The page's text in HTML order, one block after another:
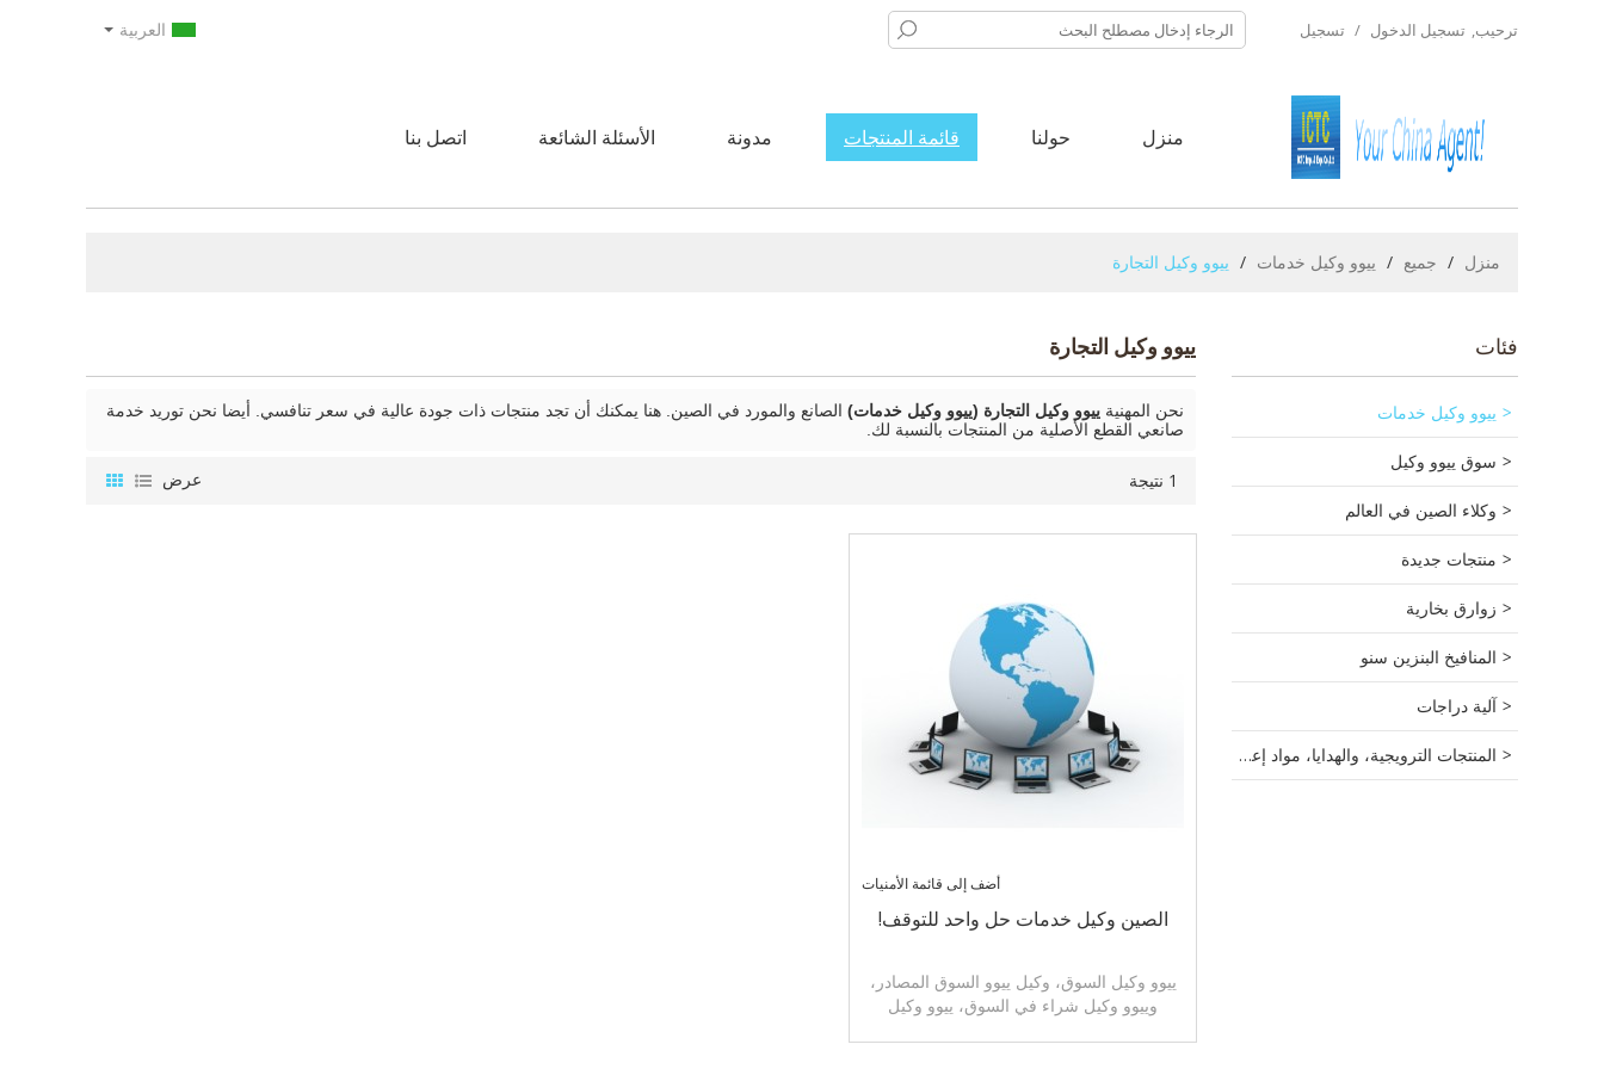
ترحيب, تسجيل الدخول / تسجيل العربية
منزل حولنا قائمة المنتجات مدونة الأسئلة الشائعة اتصل بنا
منزل / جميع / ييوو وكيل خدمات / ييوو وكيل التجارة
فئات
ييوو وكيل خدمات
سوق ييوو وكيل
وكلاء الصين في العالم
منتجات جديدة
زوارق بخارية
المنافيخ البنزين سنو
آلية دراجات
المنتجات الترويجية، والهدايا، مواد إعلانية.
ييوو وكيل التجارة
نحن المهنية ييوو وكيل التجارة (ييوو وكيل خدمات) الصانع والمورد في الصين. هنا يمكنك أن تجد منتجات ذات جودة عالية في سعر تنافسي. أيضا نحن توريد خدمة
صانعي القطع الأصلية من المنتجات بالنسبة لك.
1 نتيجة عرض
أضف إلى قائمة الأمنيات
الصين وكيل خدمات حل واحد للتوقف!
ييوو وكيل السوق، وكيل ييوو السوق المصادر،
وييوو وكيل شراء في السوق، ييوو وكيل